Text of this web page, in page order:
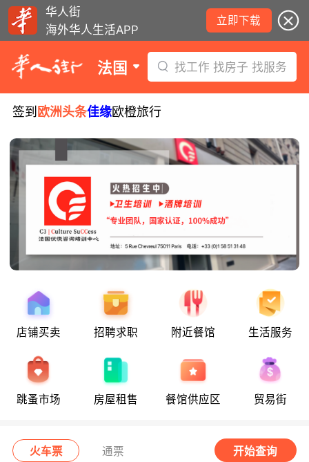
华人街
海外华人生活APP
立即下载
法国 找工作 找房子 找服务
签到 欧洲头条佳缘欧橙旅行
店铺买卖 招聘求职 附近餐馆 生活服务
跳蚤市场 房屋租售 餐馆供应区 贸易街
火车票 通票 开始查询